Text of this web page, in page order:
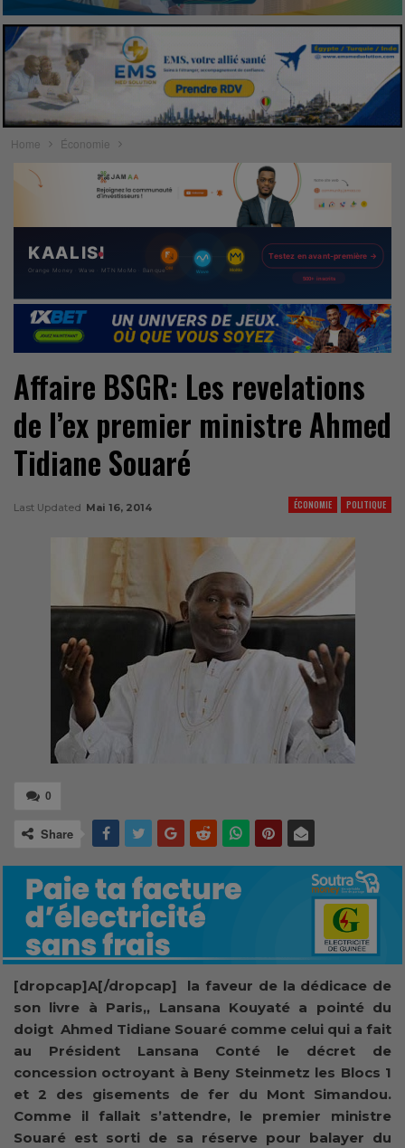
Home Économie
Affaire BSGR: Les revelations
de l’ex premier ministre Ahmed
Tidiane Souaré
ÉCONOMIE POLITIQUE
Last Updated Mai 16, 2014
0
Share
[dropcap]A[/dropcap] la faveur de la dédicace de
son livre à Paris,, Lansana Kouyaté a pointé du
doigt Ahmed Tidiane Souaré comme celui qui a fait
au Président Lansana Conté le décret de
concession octroyant à Beny Steinmetz les Blocs 1
et 2 des gisements de fer du Mont Simandou.
Comme il fallait s’attendre, le premier ministre
Souaré est sorti de sa réserve pour balayer du